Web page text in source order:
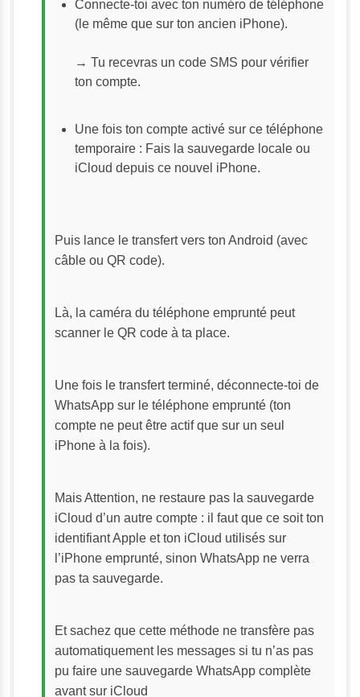
Connecte-toi avec ton numéro de téléphone
(le même que sur ton ancien iPhone).
→ Tu recevras un code SMS pour vérifier
ton compte.
Une fois ton compte activé sur ce téléphone
temporaire : Fais la sauvegarde locale ou
iCloud depuis ce nouvel iPhone.
Puis lance le transfert vers ton Android (avec
câble ou QR code).
Là, la caméra du téléphone emprunté peut
scanner le QR code à ta place.
Une fois le transfert terminé, déconnecte-toi de
WhatsApp sur le téléphone emprunté (ton
compte ne peut être actif que sur un seul
iPhone à la fois).
Mais Attention, ne restaure pas la sauvegarde
iCloud d’un autre compte : il faut que ce soit ton
identifiant Apple et ton iCloud utilisés sur
l’iPhone emprunté, sinon WhatsApp ne verra
pas ta sauvegarde.
Et sachez que cette méthode ne transfère pas
automatiquement les messages si tu n’as pas
pu faire une sauvegarde WhatsApp complète
avant sur iCloud